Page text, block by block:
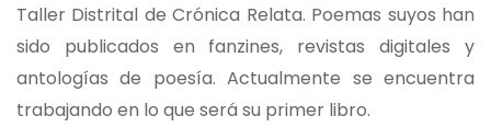
Taller Distrital de Crónica Relata. Poemas suyos han
sido publicados en fanzines, revistas digitales y
antologías de poesía. Actualmente se encuentra
trabajando en lo que será su primer libro.